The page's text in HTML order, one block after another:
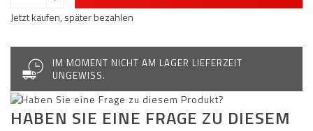
Jetzt kaufen, später bezahlen
IM MOMENT NICHT AM LAGER LIEFERZEIT
UNGEWISS.
HABEN SIE EINE FRAGE ZU DIESEM